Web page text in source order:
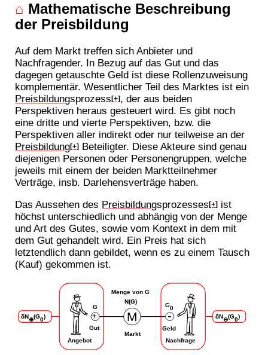
⌂ Mathematische Beschreibung
der Preisbildung
Auf dem Markt treffen sich Anbieter und
Nachfragender. In Bezug auf das Gut und das
dagegen getauschte Geld ist diese Rollenzuweisung
komplementär. Wesentlicher Teil des Marktes ist ein
Preisbildungsprozess[+], der aus beiden
Perspektiven heraus gesteuert wird. Es gibt noch
eine dritte und vierte Perspektiven, bzw. die
Perspektiven aller indirekt oder nur teilweise an der
Preisbildung[+] Beteiligter. Diese Akteure sind genau
diejenigen Personen oder Personengruppen, welche
jeweils mit einem der beiden Marktteilnehmer
Verträge, insb. Darlehensverträge haben.
Das Aussehen des Preisbildungsprozesses[+] ist
höchst unterschiedlich und abhängig von der Menge
und Art des Gutes, sowie vom Kontext in dem mit
dem Gut gehandelt wird. Ein Preis hat sich
letztendlich dann gebildet, wenn es zu einem Tausch
(Kauf) gekommen ist.